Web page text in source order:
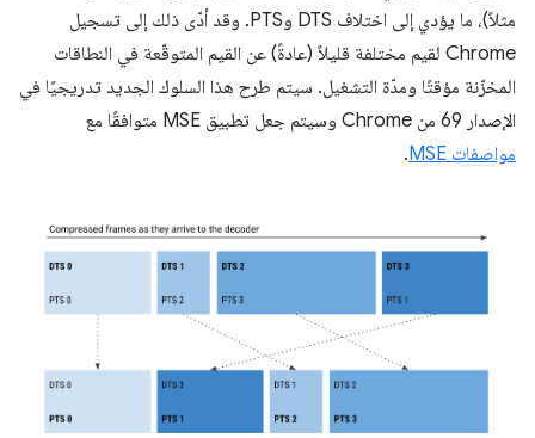
مثلاً)، ما يؤدي إلى اختلاف DTS وPTS. وقد أدّى ذلك إلى تسجيل
Chrome لقيم مختلفة قليلاً (عادةً) عن القيم المتوقّعة في النطاقات
المخزّنة مؤقتًا ومدّة التشغيل. سيتم طرح هذا السلوك الجديد تدريجيًا في
الإصدار 69 من Chrome وسيتم جعل تطبيق MSE متوافقًا مع
مواصفات MSE
.